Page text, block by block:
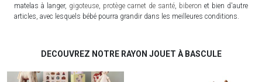
matelas à langer, gigoteuse protège carnet de santé biberon et bien d'autre
articles, avec lesquels bébé pourra grandir dans les meilleures conditions.
DECOUVREZ NOTRE RAYON JOUET À BASCULE